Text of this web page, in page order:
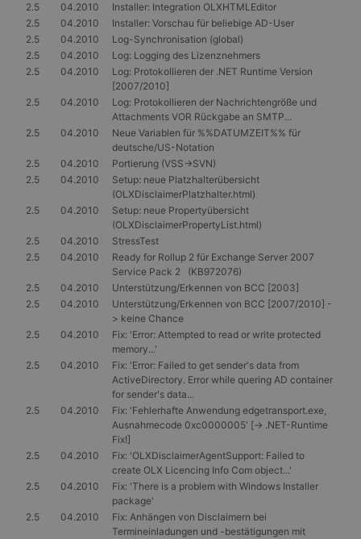
2.5
04.2010
Installer: Integration OLXHTMLEditor
2.5
04.2010
Installer: Vorschau für beliebige AD-User
2.5
04.2010
Log-Synchronisation (global)
2.5
04.2010
Log: Logging des Lizenznehmers
2.5
04.2010
Log: Protokollieren der .NET Runtime Version
[2007/2010]
2.5
04.2010
Log: Protokollieren der Nachrichtengröße und
Attachments VOR Rückgabe an SMTP...
2.5
04.2010
Neue Variablen für %%DATUMZEIT%% für
deutsche/US-Notation
2.5
04.2010
Portierung (VSS->SVN)
2.5
04.2010
Setup: neue Platzhalterübersicht
(OLXDisclaimerPlatzhalter.html)
2.5
04.2010
Setup: neue Propertyübersicht
(OLXDisclaimerPropertyList.html)
2.5
04.2010
StressTest
2.5
04.2010
Ready for Rollup 2 für Exchange Server 2007
Service Pack 2 (KB972076)
2.5
04.2010
Unterstützung/Erkennen von BCC [2003]
2.5
04.2010
Unterstützung/Erkennen von BCC [2007/2010] -
> keine Chance
2.5
04.2010
Fix: 'Error: Attempted to read or write protected
memory...'
2.5
04.2010
Fix: 'Error: Failed to get sender's data from
ActiveDirectory. Error while quering AD container
for sender's data...
2.5
04.2010
Fix: 'Fehlerhafte Anwendung edgetransport.exe,
Ausnahmecode 0xc0000005' [-> .NET-Runtime
Fix!]
2.5
04.2010
Fix: 'OLXDisclaimerAgentSupport: Failed to
create OLX Licencing Info Com object...'
2.5
04.2010
Fix: 'There is a problem with Windows Installer
package'
2.5
04.2010
Fix: Anhängen von Disclaimern bei
Termineinladungen und -bestätigungen mit